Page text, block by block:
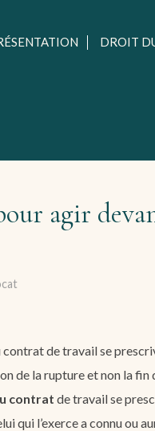
DROIT
agir
contrat de travail se
de la rupture et non la fin
contrat de travail se
qui l’exerce a connu ou